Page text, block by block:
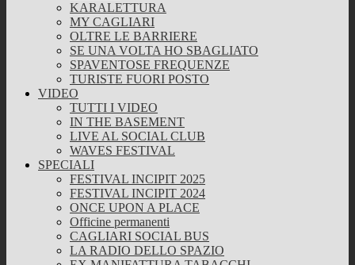
KARALETTURA
MY CAGLIARI
OLTRE LE BARRIERE
SE UNA VOLTA HO SBAGLIATO
SPAVENTOSE FREQUENZE
TURISTE FUORI POSTO
VIDEO
TUTTI I VIDEO
IN THE BASEMENT
LIVE AL SOCIAL CLUB
WAVES FESTIVAL
SPECIALI
FESTIVAL INCIPIT 2025
FESTIVAL INCIPIT 2024
ONCE UPON A PLACE
Officine permanenti
CAGLIARI SOCIAL BUS
LA RADIO DELLO SPAZIO